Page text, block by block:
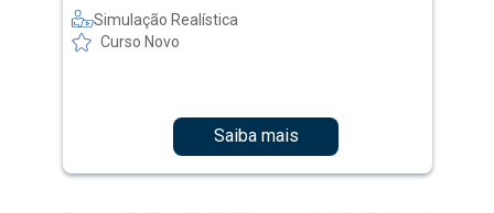
Simulação Realística
Curso Novo
Saiba mais